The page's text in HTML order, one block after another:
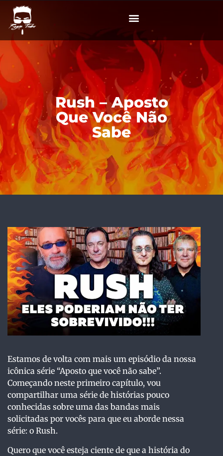
Rush – Aposto
Que Você Não
Sabe
Estamos de volta com mais um episódio da nossa
icônica série “Aposto que você não sabe”.
Começando neste primeiro capítulo, vou
compartilhar uma série de histórias pouco
conhecidas sobre uma das bandas mais
solicitadas por vocês para que eu aborde nessa
série: o Rush.
Quero que você esteja ciente de que a história do